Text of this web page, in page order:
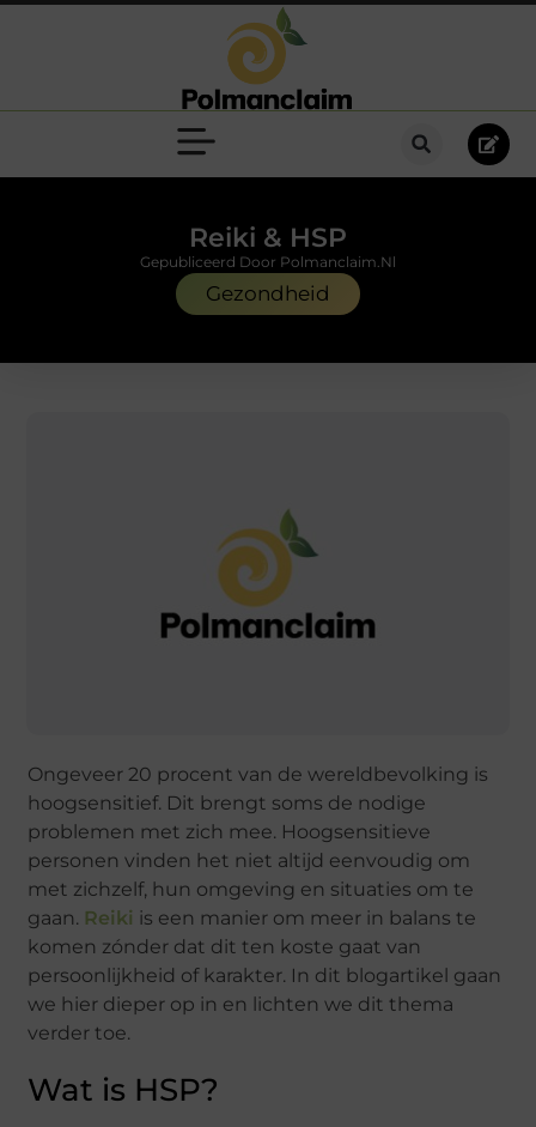
Reiki & HSP
Gezondheid
Gepubliceerd Door Polmanclaim.nl
Ongeveer 20 procent van de wereldbevolking is
hoogsensitief. Dit brengt soms de nodige
problemen met zich mee. Hoogsensitieve
personen vinden het niet altijd eenvoudig om
met zichzelf, hun omgeving en situaties om te
gaan. Reiki is een manier om meer in balans te
komen zónder dat dit ten koste gaat van
persoonlijkheid of karakter. In dit blogartikel gaan
we hier dieper op in en lichten we dit thema
verder toe.
Wat is HSP?